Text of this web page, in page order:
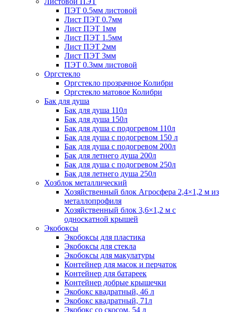
ПЭТ 0.5мм листовой
Лист ПЭТ 0.7мм
Лист ПЭТ 1мм
Лист ПЭТ 1.5мм
Лист ПЭТ 2мм
Лист ПЭТ 3мм
ПЭТ 0.3мм листовой
Оргстекло
Оргстекло прозрачное Колибри
Оргстекло матовое Колибри
Бак для душа
Бак для душа 110л
Бак для душа 150л
Бак для душа с подогревом 110л
Бак для душа с подогревом 150 л
Бак для душа с подогревом 200л
Бак для летнего душа 200л
Бак для душа с подогревом 250л
Бак для летнего душа 250л
Хозблок металлический
Хозяйственный блок Агросфера 2,4×1,2 м из
металлопрофиля
Хозяйственный блок 3,6×1,2 м с
односкатной крышей
Экобоксы
Экобоксы для пластика
Экобоксы для стекла
Экобоксы для макулатуры
Контейнер для масок и перчаток
Контейнер для батареек
Контейнер добрые крышечки
Экобокс квадратный, 46 л
Экобокс квадратный, 71л
Экобокс со скосом, 54 л